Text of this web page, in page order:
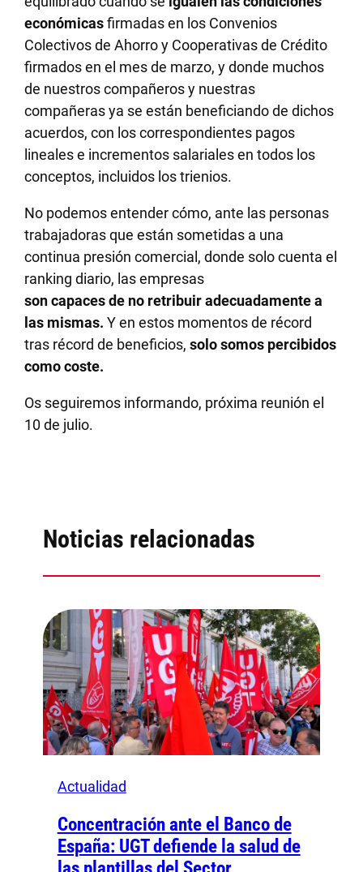
económicasfirmadas en los Convenios
Colectivos de Ahorro y Cooperativas de Crédito
firmados en el mes de marzo, y donde muchos
de nuestros compañeros y nuestras
compañeras ya se están beneficiando de dichos
acuerdos, con los correspondientes pagos
lineales e incrementos salariales en todos los
conceptos, incluidos los trienios.
No podemos entender cómo, ante las personas
trabajadoras que están sometidas a una
continua presión comercial, donde solo cuenta el
ranking diario, las empresas
son capaces de no retribuir adecuadamente a
las mismas.Y en estos momentos de récord
tras récord de beneficios,solo somos percibidos
como coste.
Os seguiremos informando, próxima reunión el
10 de julio.
Noticias relacionadas
Actualidad
Concentración ante el Banco de
España: UGT defiende la salud de